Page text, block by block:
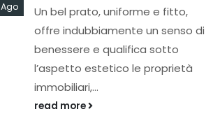
Ago
Un bel prato, uniforme e fitto,
offre indubbiamente un senso di
benessere e qualifica sotto
l’aspetto estetico le proprietà
immobiliari,...
read more